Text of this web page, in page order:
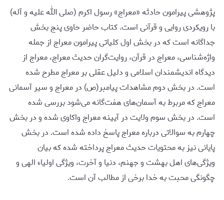
پژوهشی پیرامون حادثه «معراج» رسول اکرم (صلی الله علیه و آله)
با رویکردی روایی و قرآنی است. کتاب حاضر حاوی پنج بخش
جداگانه است که در بخش اول کلیاتی پیرامون معراج از جمله
واژه‌شناسی، معراج در قرآن، روایت‌گران حدیث معراج، معراج از
دیدگاه اندیشمندان اسلامی و دلیل عقلی بر معراج مطرح شده
است. در بخش دوم مشاهدات پیامبر(ص) در معراج و سیر آسمانی
معراج که مربرط به آسمان‌های هفت‌گانه می‌شود بررسی شده
است. در بخش سوم ولایت در آیینه معراج واکاوی شده و در بخش
چهارم به سوالاتی درباره معراج پاسخ داده شده است. در بخش
پایانی نیز به محتویات حدیث معراج پرداخته شده که بیان
ویژگی‌های اهل بهشت و جهنم، دنیا و آخرت، ویژگی اولیاء الهی و
چگونگی محبت به خدا برخی از مطالب آن است.